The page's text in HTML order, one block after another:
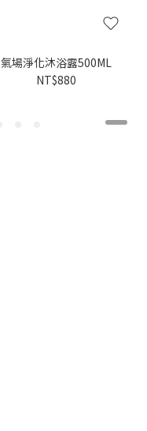
氣場淨化沐浴露500ML
NT$880